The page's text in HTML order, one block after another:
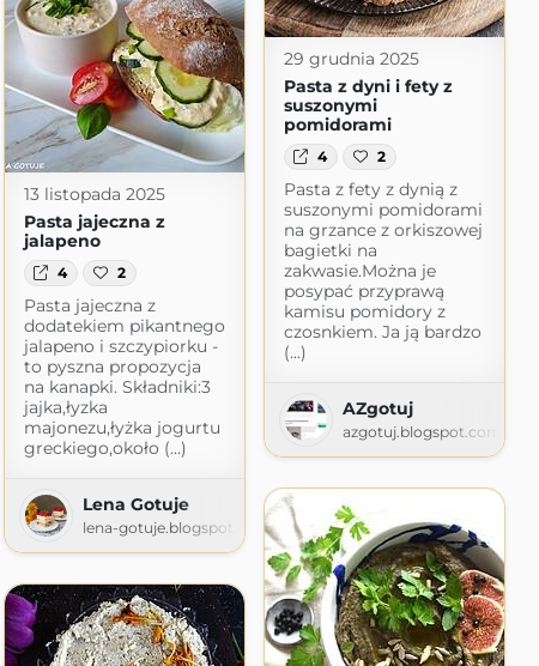
29 grudnia 2025
Pasta z dyni i fety z
suszonymi
pomidorami
4 2
Pasta z fety z dynią z
suszonymi pomidorami
na grzance z orkiszowej
bagietki na
zakwasie.Można je
posypać przyprawą
kamisu pomidory z
czosnkiem. Ja ją bardzo
(...)
AZgotuj
azgotuj.blogspot.com
13 listopada 2025
Pasta jajeczna z
jalapeno
4 2
Pasta jajeczna z
dodatekiem pikantnego
jalapeno i szczypiorku -
to pyszna propozycja
na kanapki. Składniki:3
jajka,łyzka
majonezu,łyżka jogurtu
greckiego,około (...)
Lena Gotuje
lena-gotuje.blogspot.com